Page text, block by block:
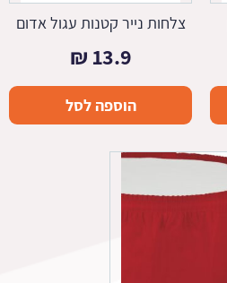
צלחות נייר קטנות עגול אדום
13.9
₪
הוספה לסל